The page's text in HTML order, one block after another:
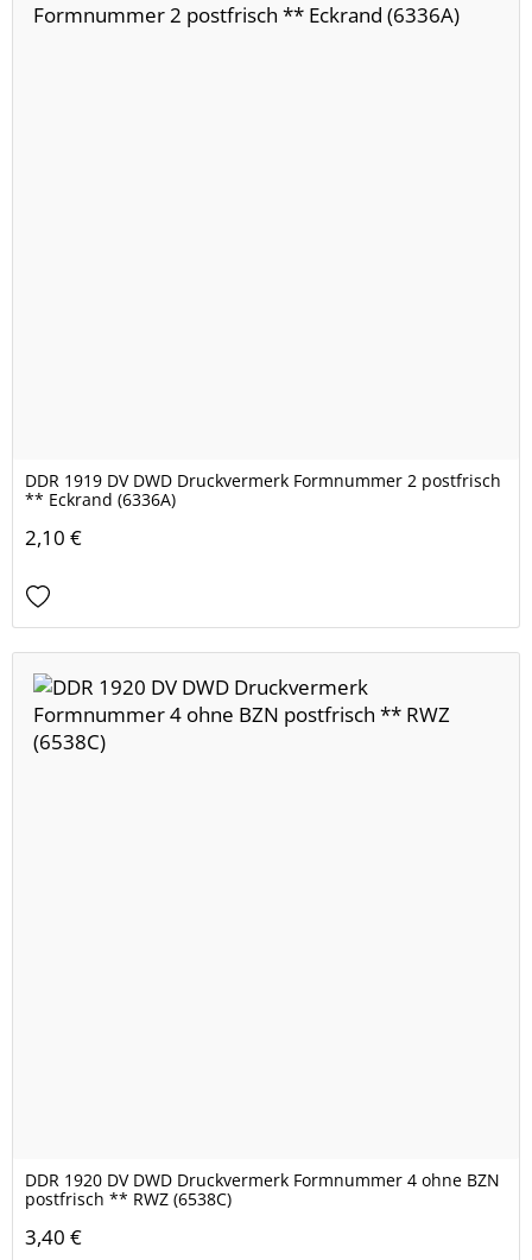
DDR 1919 DV DWD Druckvermerk Formnummer 2 postfrisch
** Eckrand (6336A)
2,10 €
DDR 1920 DV DWD Druckvermerk Formnummer 4 ohne BZN
postfrisch ** RWZ (6538C)
3,40 €